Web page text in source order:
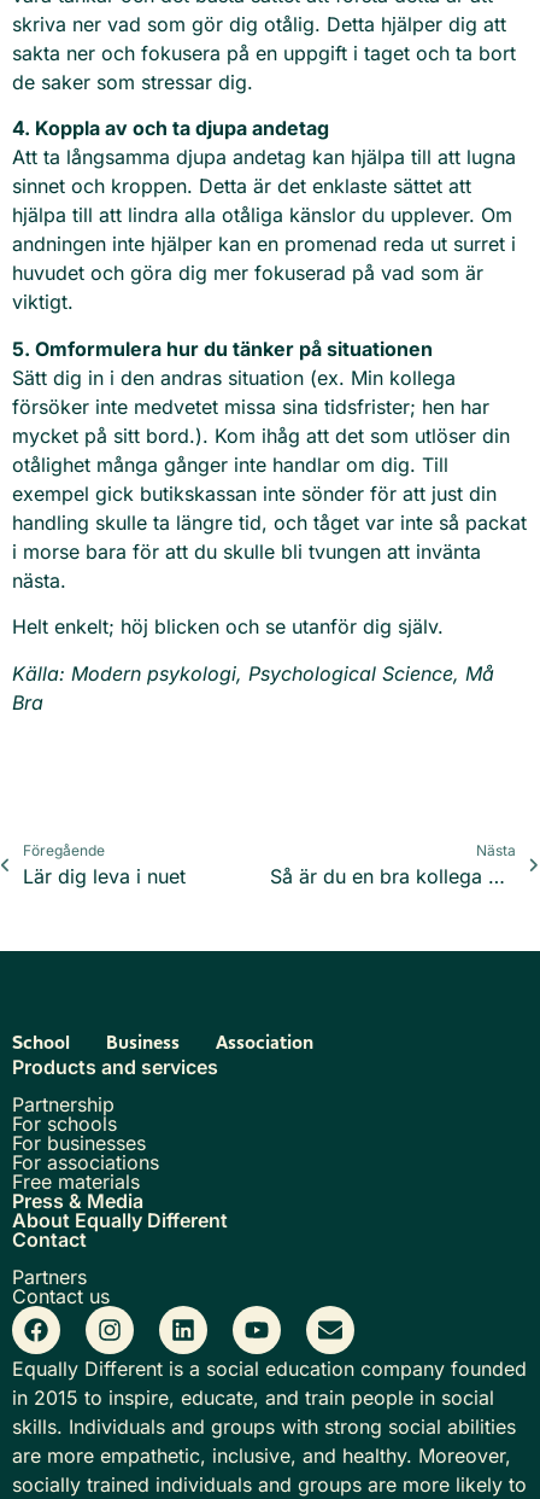
skriva ner vad som gör dig otålig. Detta hjälper dig att
sakta ner och fokusera på en uppgift i taget och ta bort
de saker som stressar dig.
4. Koppla av och ta djupa andetag
Att ta långsamma djupa andetag kan hjälpa till att lugna
sinnet och kroppen. Detta är det enklaste sättet att
hjälpa till att lindra alla otåliga känslor du upplever. Om
andningen inte hjälper kan en promenad reda ut surret i
huvudet och göra dig mer fokuserad på vad som är
viktigt.
5. Omformulera hur du tänker på situationen
Sätt dig in i den andras situation (ex. Min kollega
försöker inte medvetet missa sina tidsfrister; hen har
mycket på sitt bord.). Kom ihåg att det som utlöser din
otålighet många gånger inte handlar om dig. Till
exempel gick butikskassan inte sönder för att just din
handling skulle ta längre tid, och tåget var inte så packat
i morse bara för att du skulle bli tvungen att invänta
nästa.
Helt enkelt; höj blicken och se utanför dig själv.
Källa: Modern psykologi, Psychological Science, Må
Bra
Föregående
Lär dig leva i nuet
Nästa
Så är du en bra kollega på distans
School Business Association
Products and services
Partnership
For schools
For businesses
For associations
Free materials
Press & Media
About Equally Different
Contact
Partners
Contact us
Equally Different is a social education company founded
in 2015 to inspire, educate, and train people in social
skills. Individuals and groups with strong social abilities
are more empathetic, inclusive, and healthy. Moreover,
socially trained individuals and groups are more likely to